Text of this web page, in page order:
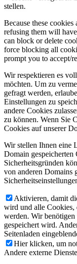
stellen.
Because these
refusing them will
can block or delete
force blocking all
prompt you to accept/
Wir respektieren es
möchten. Um zu
gefragt werden,
Einstellungen zu
andere Cookies
zu können. Wenn Sie
Cookies auf unserer
Wir stellen Ihnen eine
Domain
Sicherheitsgründen
von anderen Domains
Aktivieren, damit
wird und alle Cookies,
werden. Wir
gespeichert wird.
Seitenladen
Hier klicken, um
Andere externe Dienste